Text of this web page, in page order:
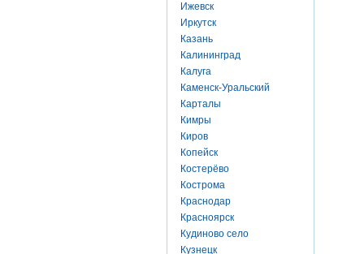
Ижевск
Иркутск
Казань
Калининград
Калуга
Каменск-Уральский
Карталы
Кимры
Киров
Копейск
Костерёво
Кострома
Краснодар
Красноярск
Кудиново село
Кузнецк